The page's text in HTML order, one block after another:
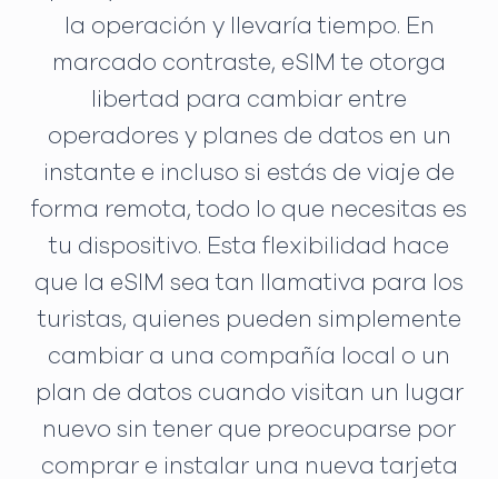
la operación y llevaría tiempo. En
marcado contraste, eSIM te otorga
libertad para cambiar entre
operadores y planes de datos en un
instante e incluso si estás de viaje de
forma remota, todo lo que necesitas es
tu dispositivo. Esta flexibilidad hace
que la eSIM sea tan llamativa para los
turistas, quienes pueden simplemente
cambiar a una compañía local o un
plan de datos cuando visitan un lugar
nuevo sin tener que preocuparse por
comprar e instalar una nueva tarjeta